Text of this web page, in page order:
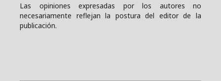
Las opiniones expresadas por los autores no
necesariamente reflejan la postura del editor de la
publicación.